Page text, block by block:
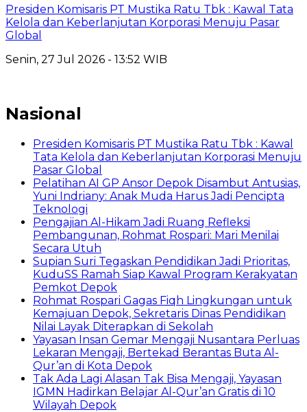
Presiden Komisaris PT Mustika Ratu Tbk : Kawal Tata
Kelola dan Keberlanjutan Korporasi Menuju Pasar
Global
Senin, 27 Jul 2026 - 13:52 WIB
Nasional
Presiden Komisaris PT Mustika Ratu Tbk : Kawal
Tata Kelola dan Keberlanjutan Korporasi Menuju
Pasar Global
Pelatihan AI GP Ansor Depok Disambut Antusias,
Yuni Indriany: Anak Muda Harus Jadi Pencipta
Teknologi
Pengajian Al-Hikam Jadi Ruang Refleksi
Pembangunan, Rohmat Rospari: Mari Menilai
Secara Utuh
Supian Suri Tegaskan Pendidikan Jadi Prioritas,
KuduSS Ramah Siap Kawal Program Kerakyatan
Pemkot Depok
Rohmat Rospari Gagas Fiqh Lingkungan untuk
Kemajuan Depok, Sekretaris Dinas Pendidikan
Nilai Layak Diterapkan di Sekolah
Yayasan Insan Gemar Mengaji Nusantara Perluas
Lekaran Mengaji, Bertekad Berantas Buta Al-
Qur’an di Kota Depok
Tak Ada Lagi Alasan Tak Bisa Mengaji, Yayasan
IGMN Hadirkan Belajar Al-Qur’an Gratis di 10
Wilayah Depok